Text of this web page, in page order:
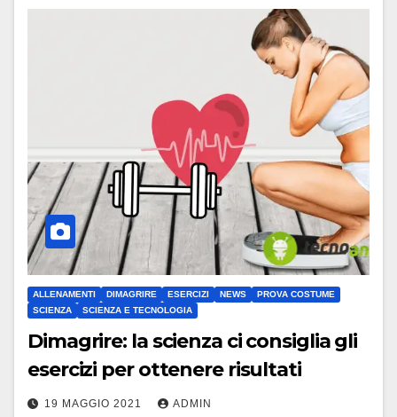
ALLENAMENTI DIMAGRIRE ESERCIZI NEWS
PROVA COSTUME
SCIENZA
SCIENZA E TECNOLOGIA
Dimagrire: la scienza ci consiglia gli
esercizi per ottenere risultati
19 MAGGIO 2021 ADMIN